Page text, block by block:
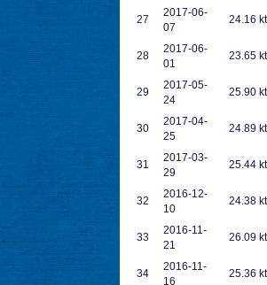
27
2017-06-
07
24.16
28
2017-06-
01
23.65
29
2017-05-
24
25.90
30
2017-04-
25
24.89
31
2017-03-
29
25.44
32
2016-12-
10
24.38
33
2016-11-
21
26.09
34
2016-11-
16
25.36